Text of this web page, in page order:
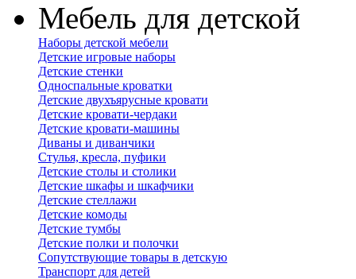
Мебель для детской
Наборы детской мебели
Детские игровые наборы
Детские стенки
Односпальные кроватки
Детские двухъярусные кровати
Детские кровати-чердаки
Детские кровати-машины
Диваны и диванчики
Стулья, кресла, пуфики
Детские столы и столики
Детские шкафы и шкафчики
Детские стеллажи
Детские комоды
Детские тумбы
Детские полки и полочки
Сопутствующие товары в детскую
Транспорт для детей